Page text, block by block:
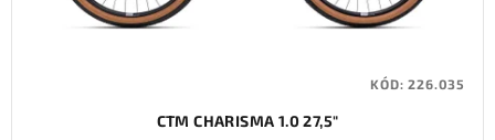
CTM CHARISMA 1.0 27,5"
KÓD:226.035